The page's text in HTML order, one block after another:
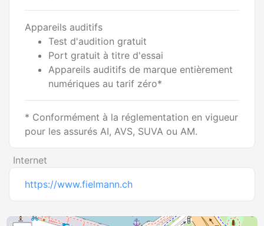
Appareils auditifs
Test d'audition gratuit
Port gratuit à titre d'essai
Appareils auditifs de marque entièrement
numériques au tarif zéro*
* Conformément à la réglementation en vigueur
pour les assurés AI, AVS, SUVA ou AM.
Internet
https://www.fielmann.ch